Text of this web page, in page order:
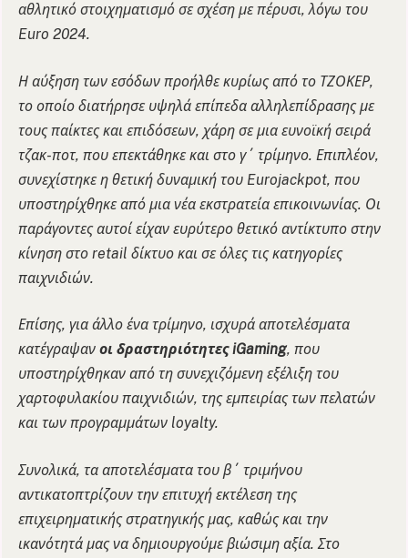
αθλητικό στοιχηματισμό σε σχέση με πέρυσι, λόγω του
Euro 2024.
Η αύξηση των εσόδων προήλθε κυρίως από το ΤΖΟΚΕΡ,
το οποίο διατήρησε υψηλά επίπεδα αλληλεπίδρασης με
τους παίκτες και επιδόσεων, χάρη σε μια ευνοϊκή σειρά
τζακ-ποτ, που επεκτάθηκε και στο γ΄ τρίμηνο. Επιπλέον,
συνεχίστηκε η θετική δυναμική του Eurojackpot, που
υποστηρίχθηκε από μια νέα εκστρατεία επικοινωνίας. Οι
παράγοντες αυτοί είχαν ευρύτερο θετικό αντίκτυπο στην
κίνηση στο retail δίκτυο και σε όλες τις κατηγορίες
παιχνιδιών.
Επίσης, για άλλο ένα τρίμηνο, ισχυρά αποτελέσματα
κατέγραψαν οι δραστηριότητες iGaming, που
υποστηρίχθηκαν από τη συνεχιζόμενη εξέλιξη του
χαρτοφυλακίου παιχνιδιών, της εμπειρίας των πελατών
και των προγραμμάτων loyalty.
Συνολικά, τα αποτελέσματα του β΄ τριμήνου
αντικατοπτρίζουν την επιτυχή εκτέλεση της
επιχειρηματικής στρατηγικής μας, καθώς και την
ικανότητά μας να δημιουργούμε βιώσιμη αξία. Στο